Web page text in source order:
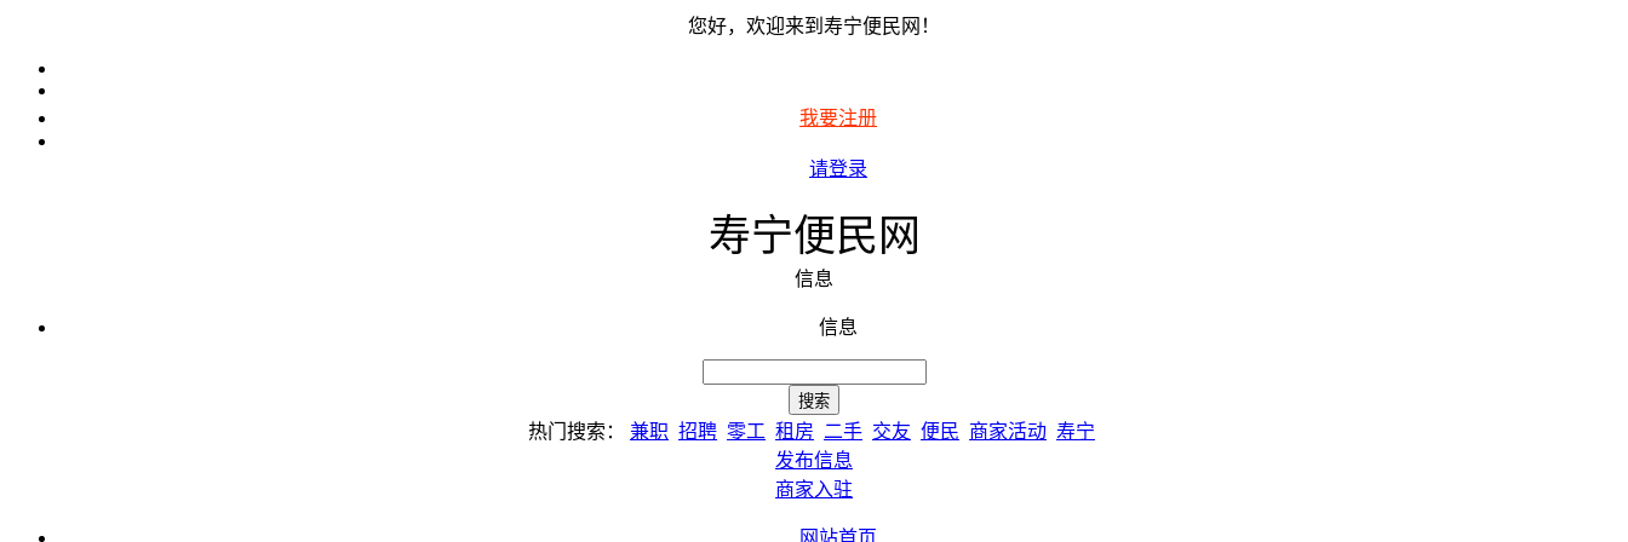
您好，欢迎来到寿宁便民网！
我要注册
请登录
寿宁便民网
信息
信息
热门搜索： 兼职 招聘 零工 租房 二手 交友 便民 商家活动 寿宁
发布信息
商家入驻
网站首页